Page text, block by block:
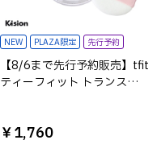
NEW PLAZA限定 先行予約
【8/6まで先行予約販売】tfit
ティーフィット トランスル
モモレイ
￥1,760